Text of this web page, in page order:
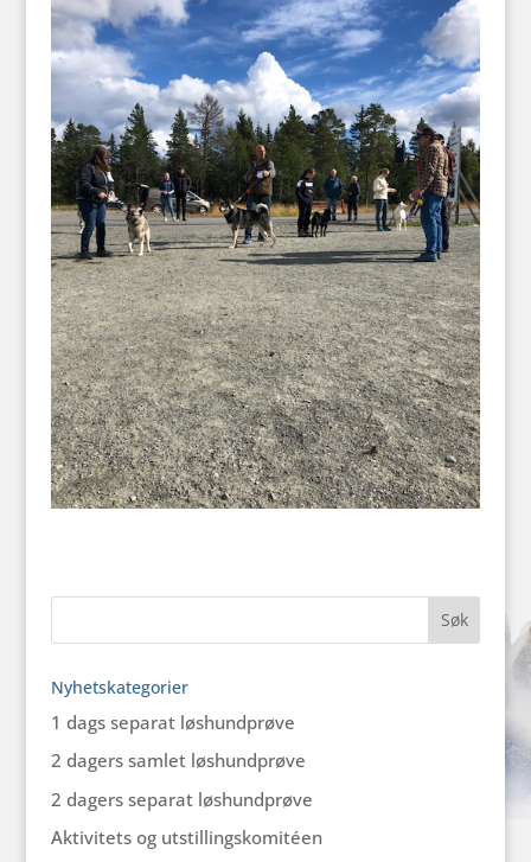
Nyhetskategorier
1 dags separat løshundprøve
2 dagers samlet løshundprøve
2 dagers separat løshundprøve
Aktivitets og utstillingskomitéen